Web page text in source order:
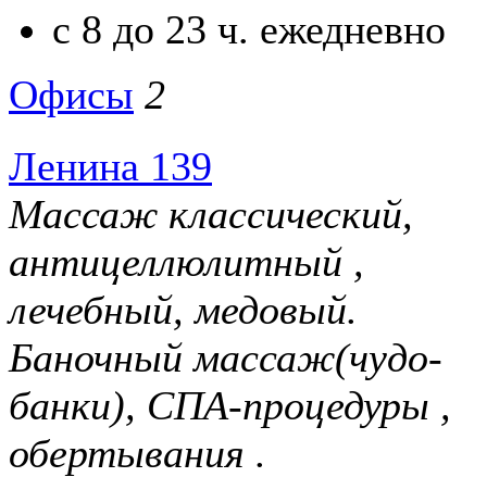
с 8 до 23 ч. ежедневно
Офисы 2
Ленина 139
Массаж классический,
антицеллюлитный ,
лечебный, медовый.
Баночный массаж(чудо-
банки), СПА-процедуры ,
обертывания .